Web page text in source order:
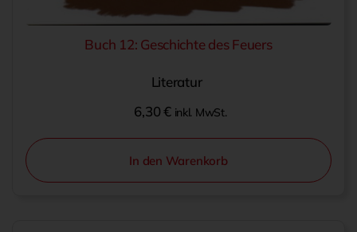
Buch 12: Geschichte des Feuers
Literatur
6,30€ inkl. MwSt.
In den Warenkorb